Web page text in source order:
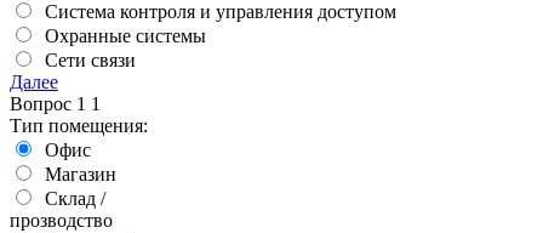
Система контроля и управления доступом
Охранные системы
Сети связи
Далее
Вопрос 1 1
Тип помещения:
Офис
Магазин
Склад /
прозводство